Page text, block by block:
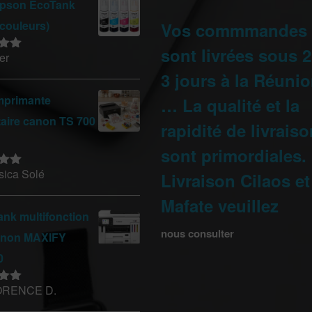
EcoTank
canon TS 700
Solé
multifonction
MAXIFY
D.
Vos commmandes
sont livrées sous
3 jours à la
… La qualité et la
rapidité de
sont primordiales.
Livraison Cilaos et
Mafate veuillez
nous consulter